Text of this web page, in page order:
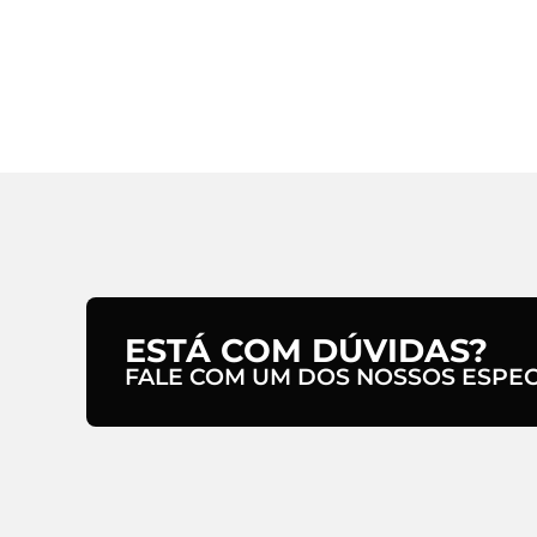
ESTÁ COM DÚVIDAS?
FALE COM UM DOS NOSSOS